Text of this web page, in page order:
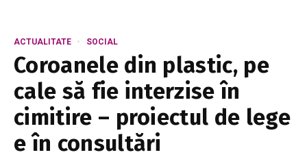
ACTUALITATE SOCIAL
Coroanele din plastic, pe
cale să fie interzise în
cimitire – proiectul de lege
e în consultări